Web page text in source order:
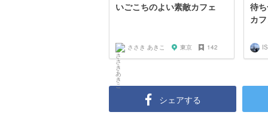
いごこちのよい素敵カフェ
ささき あきこ 東京 142
待
カ
シェアする